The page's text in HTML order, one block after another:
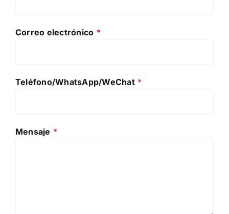
Correo electrónico *
Teléfono/WhatsApp/WeChat *
Mensaje *